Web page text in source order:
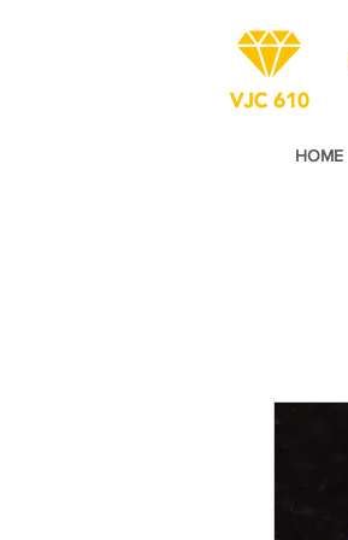
HOME